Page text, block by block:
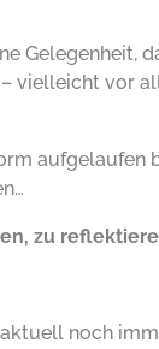
Gelegenheit,
vielleicht vor
aufgelaufen
zu
noch